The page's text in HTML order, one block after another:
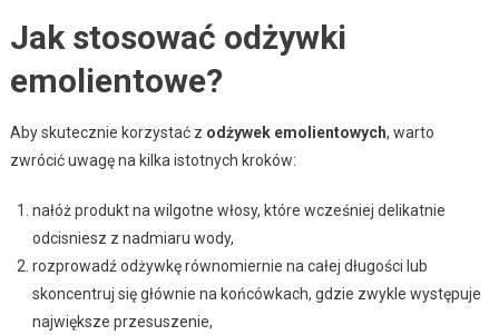
Jak stosować odżywki
emolientowe?
Aby skutecznie korzystać z odżywek emolientowych, warto
zwrócić uwagę na kilka istotnych kroków:
nałóż produkt na wilgotne włosy, które wcześniej delikatnie
odcisniesz z nadmiaru wody,
rozprowadź odżywkę równomiernie na całej długości lub
skoncentruj się głównie na końcówkach, gdzie zwykle występuje
największe przesuszenie,